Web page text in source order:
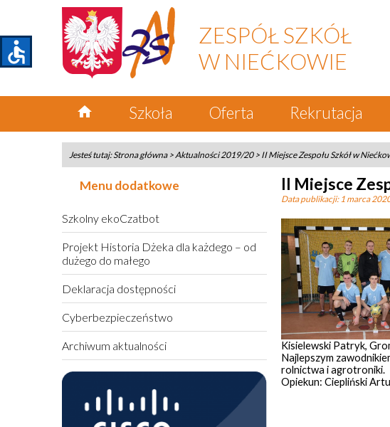
ZESPÓŁ SZKÓŁ
W NIEĆKOWIE
home Szkoła Oferta Rekrutacja
Jesteś tutaj:Strona główna>Aktualności 2019/20> II Miejsce Zespołu Szkół w
Menu dodatkowe
Szkolny ekoCzatbot
Projekt Historia Dżeka dla każdego – od
dużego do małego
Deklaracja dostępności
Cyberbezpieczeństwo
Archiwum aktualności
II Miejsce
Data publikacji:1 marca
Kisielewski Patryk,
Najlepszym
rolnictwa i agrotroniki.
Opiekun: Ciepliński
accessible